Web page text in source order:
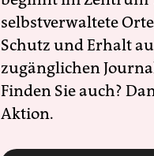
selbstverwaltete
Schutz und Erhalt
zugänglichen
Finden Sie auch?
Aktion.